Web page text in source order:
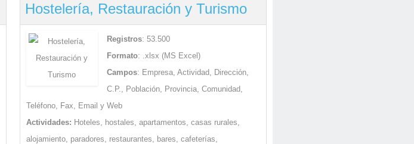
Hostelería, Restauración y Turismo
Registros: 53.500
Formato: .xlsx (MS Excel)
Campos: Empresa, Actividad, Dirección,
C.P., Población, Provincia, Comunidad,
Teléfono, Fax, Email y Web
Actividades: Hoteles, hostales, apartamentos, casas rurales,
alojamiento, paradores, restaurantes, bares, cafeterías,